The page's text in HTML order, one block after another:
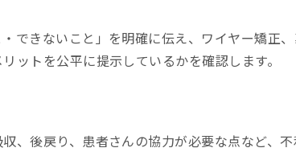
できないこと」を明確に伝え、ワイヤー矯正
ットを公平に提示しているかを確認します。
、後戻り、患者さんの協力が必要な点など、